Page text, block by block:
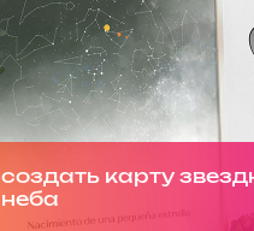
создать карту
неба